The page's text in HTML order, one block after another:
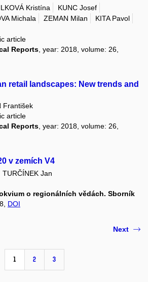
Kristína
KUNC Josef
Michala
ZEMAN Milan
KITA Pavol
article
Reports, year: 2018, volume: 26,
retail landscapes: New trends and
František
article
Reports , year: 2018, volume: 26,
v zemích V4
TURČÍNEK Jan
o regionálních vědách. Sborník
DOI
1 2 3
Next